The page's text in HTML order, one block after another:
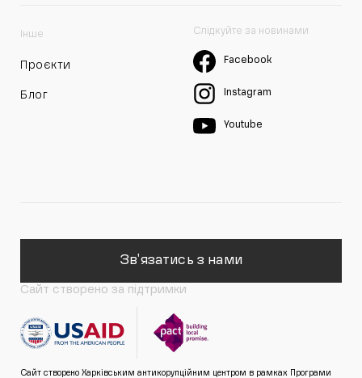
Інше
Проєкти
Блог
Слідкуйте за новинами
Facebook
Instagram
Youtube
Зв'язатись з нами
Сайт створено за підтримки
Сайт створено Харківським антикорупційним центром в рамках Програми